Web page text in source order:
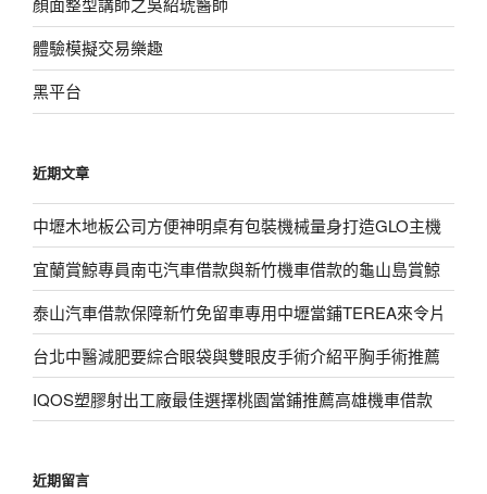
體驗模擬交易樂趣
黑平台
近期文章
中壢木地板公司方便神明桌有包裝機械量身打造GLO主機
宜蘭賞鯨專員南屯汽車借款與新竹機車借款的龜山島賞鯨
泰山汽車借款保障新竹免留車專用中壢當鋪TEREA來令片
台北中醫減肥要綜合眼袋與雙眼皮手術介紹平胸手術推薦
IQOS塑膠射出工廠最佳選擇桃園當鋪推薦高雄機車借款
近期留言